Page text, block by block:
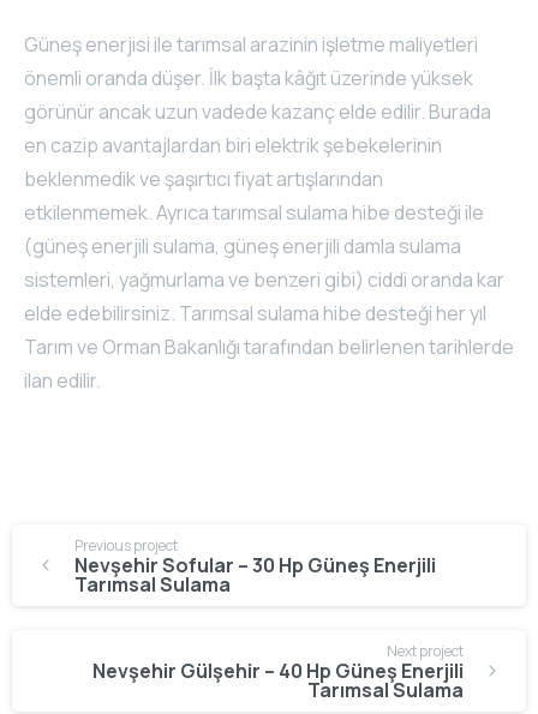
Güneş enerjisi ile tarımsal arazinin işletme maliyetleri
önemli oranda düşer. İlk başta kâğıt üzerinde yüksek
görünür ancak uzun vadede kazanç elde edilir. Burada
en cazip avantajlardan biri elektrik şebekelerinin
beklenmedik ve şaşırtıcı fiyat artışlarından
etkilenmemek. Ayrıca tarımsal sulama hibe desteği ile
(güneş enerjili sulama, güneş enerjili damla sulama
sistemleri, yağmurlama ve benzeri gibi) ciddi oranda kar
elde edebilirsiniz. Tarımsal sulama hibe desteği her yıl
Tarım ve Orman Bakanlığı tarafından belirlenen tarihlerde
ilan edilir.
Previous project
Nevşehir Sofular – 30 Hp Güneş Enerjili
Tarımsal Sulama
Next project
Nevşehir Gülşehir – 40 Hp Güneş Enerjili
Tarımsal Sulama